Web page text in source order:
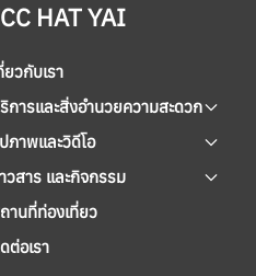
HAT YAI
ยวกับเรา
การและสิ่งอำนวยความสะดวก
ภาพและวิดีโอ
วสาร และกิจกรรม
านที่ท่องเที่ยว
ต่อเรา